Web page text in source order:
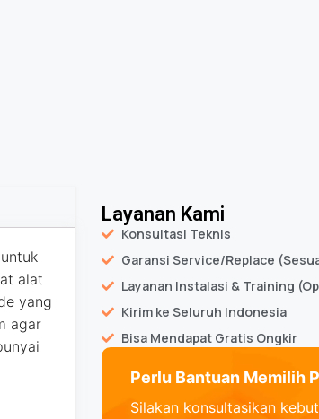
alat
yang
agar
Layanan Kami
Konsultasi Teknis
Garansi Service/Replace
Layanan Instalasi & Training
Kirim ke Seluruh Indonesia
Bisa Mendapat Gratis Ongkir
Perlu Bantuan Memilih
Silakan konsultasikan